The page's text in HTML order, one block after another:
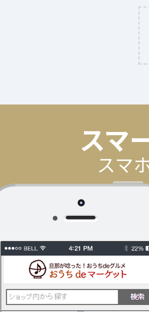
スマ
スマ